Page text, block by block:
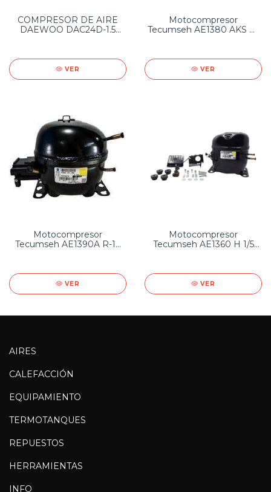
COMPRESOR DE AIRE
DAEWOO DAC24D-1.5
VER
Motocompresor
Tecumseh AE1380 AKS R-
VER
Motocompresor
Tecumseh AE1390A R-12
VER
Motocompresor
Tecumseh AE1360 H 1/5
VER
AIRES
CALEFACCIÓN
EQUIPAMIENTO
TERMOTANQUES
REPUESTOS
HERRAMIENTAS
INFO